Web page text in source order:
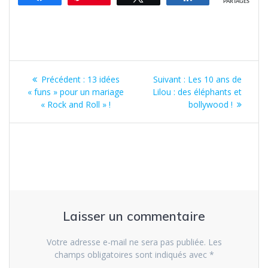
Navigation
de
l’article
Précédent : Article
précédent
:
13 idées
« funs » pour un mariage
« Rock and Roll » !
Suivant : Article
suivant
:
Les 10 ans de
Lilou : des éléphants et
bollywood !
Laisser un commentaire
Votre adresse e-mail ne sera pas publiée. Les
champs obligatoires sont indiqués avec *